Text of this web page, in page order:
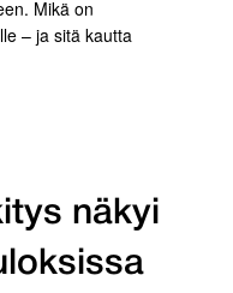
Mikä on
– ja sitä kautta
näkyi